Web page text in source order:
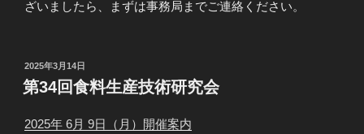
ざいましたら、まずは事務局までご連絡ください。
投
稿
日:
2025年3月14日
第34回食料生産技術研究会
2025年 6月 9日（月）開催案内